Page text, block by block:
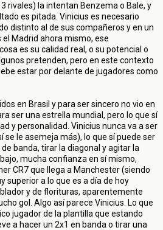
rivales) la intentan Benzema o Bale, y
es pitada. Vinicius es necesario
distinto al de sus compañeros y en un
Madrid ahora mismo, ese
es su calidad real, o su potencial o
pretenden, pero en este contexto
estar por delante de jugadores como
en Brasil y para ser sincero no vio en
ser una estrella mundial, pero lo que sí
y personalidad. Vinicius nunca va a ser
se le asemeja más), lo que sí puede ser
banda, tirar la diagonal y agitar la
mucha confianza en sí mismo,
CR7 que llega a Manchester (siendo
superior a lo que es a día de hoy
y de florituras, aparentemente
gol. Algo así parece Vinicius. Lo que
jugador de la plantilla que estando
a hacer un 2x1 en banda o tirar una